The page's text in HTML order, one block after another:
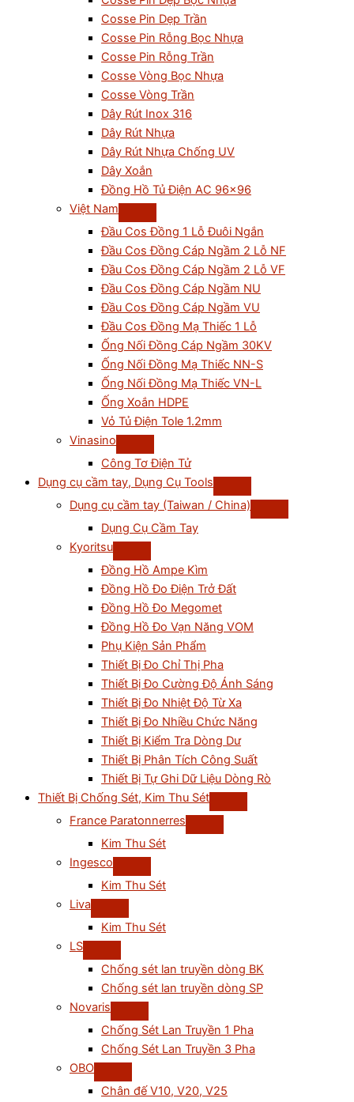
Cosse Pin Dẹp Trần
Cosse Pin Rỗng Bọc Nhựa
Cosse Pin Rỗng Trần
Cosse Vòng Bọc Nhựa
Cosse Vòng Trần
Dây Rút Inox 316
Dây Rút Nhựa
Dây Rút Nhựa Chống UV
Dây Xoắn
Đồng Hồ Tủ Điện AC 96×96
Việt Nam
Đầu Cos Đồng 1 Lỗ Đuôi Ngắn
Đầu Cos Đồng Cáp Ngầm 2 Lỗ NF
Đầu Cos Đồng Cáp Ngầm 2 Lỗ VF
Đầu Cos Đồng Cáp Ngầm NU
Đầu Cos Đồng Cáp Ngầm VU
Đầu Cos Đồng Mạ Thiếc 1 Lỗ
Ống Nối Đồng Cáp Ngầm 30KV
Ống Nối Đồng Mạ Thiếc NN-S
Ống Nối Đồng Mạ Thiếc VN-L
Ống Xoắn HDPE
Vỏ Tủ Điện Tole 1.2mm
Vinasino
Công Tơ Điện Tử
Dụng cụ cầm tay, Dụng Cụ Tools
Dụng cụ cầm tay (Taiwan / China)
Dụng Cụ Cầm Tay
Kyoritsu
Đồng Hồ Ampe Kìm
Đồng Hồ Đo Điện Trở Đất
Đồng Hồ Đo Megomet
Đồng Hồ Đo Vạn Năng VOM
Phụ Kiện Sản Phẩm
Thiết Bị Đo Chỉ Thị Pha
Thiết Bị Đo Cường Độ Ánh Sáng
Thiết Bị Đo Nhiệt Độ Từ Xa
Thiết Bị Đo Nhiều Chức Năng
Thiết Bị Kiểm Tra Dòng Dư
Thiết Bị Phân Tích Công Suất
Thiết Bị Tự Ghi Dữ Liệu Dòng Rò
Thiết Bị Chống Sét, Kim Thu Sét
France Paratonnerres
Kim Thu Sét
Ingesco
Kim Thu Sét
Liva
Kim Thu Sét
LS
Chống sét lan truyền dòng BK
Chống sét lan truyền dòng SP
Novaris
Chống Sét Lan Truyền 1 Pha
Chống Sét Lan Truyền 3 Pha
OBO
Chân đế V10, V20, V25